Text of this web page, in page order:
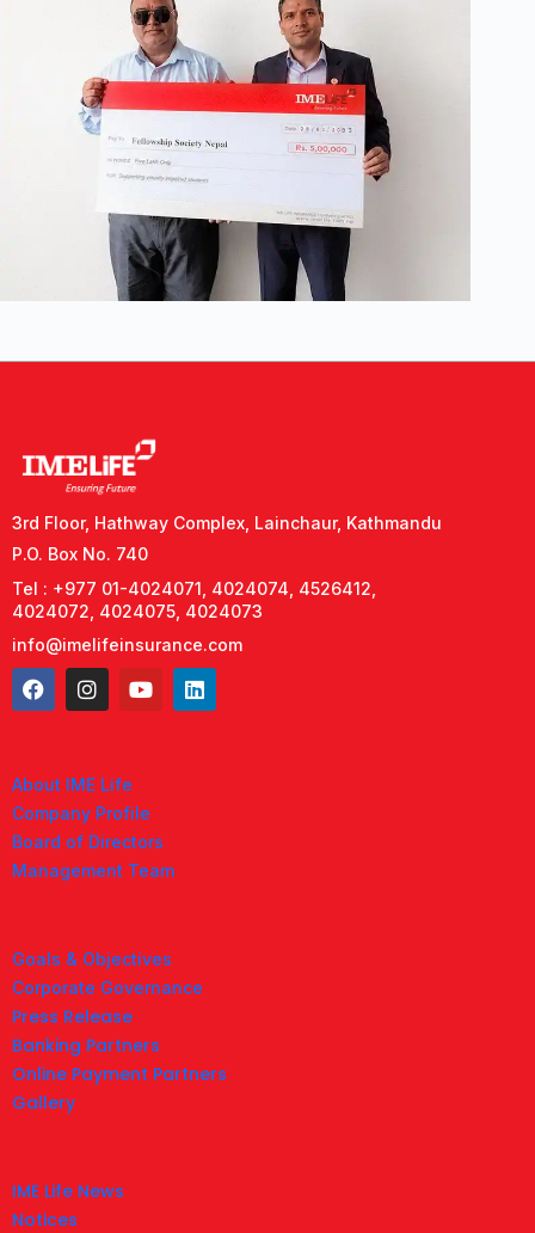
3rd Floor, Hathway Complex, Lainchaur, Kathmandu
P.O. Box No. 740
Tel : +977 01-4024071, 4024074, 4526412,
4024072, 4024075, 4024073
info@imelifeinsurance.com
About IME Life
Company Profile
Board of Directors
Management Team
Goals & Objectives
Corporate Governance
Press Release
Banking Partners
Online Payment Partners
Gallery
IME Life News
Notices